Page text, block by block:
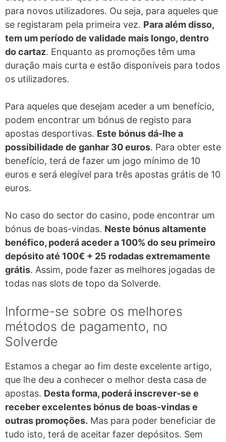
para novos utilizadores. Ou seja, para aqueles que
se registaram pela primeira vez. Para além disso,
tem um período de validade mais longo, dentro
do cartaz. Enquanto as promoções têm uma
duração mais curta e estão disponíveis para todos
os utilizadores.
Para aqueles que desejam aceder a um benefício,
podem encontrar um bónus de registo para
apostas desportivas. Este bónus dá-lhe a
possibilidade de ganhar 30 euros. Para obter este
benefício, terá de fazer um jogo mínimo de 10
euros e será elegível para três apostas grátis de 10
euros.
No caso do sector do casino, pode encontrar um
bónus de boas-vindas. Neste bónus altamente
benéfico, poderá aceder a 100% do seu primeiro
depósito até 100€ + 25 rodadas extremamente
grátis. Assim, pode fazer as melhores jogadas de
todas nas slots de topo da Solverde.
Informe-se sobre os melhores
métodos de pagamento, no
Solverde
Estamos a chegar ao fim deste excelente artigo,
que lhe deu a conhecer o melhor desta casa de
apostas. Desta forma, poderá inscrever-se e
receber excelentes bónus de boas-vindas e
outras promoções. Mas para poder beneficiar de
tudo isto, terá de aceitar fazer depósitos. Sem